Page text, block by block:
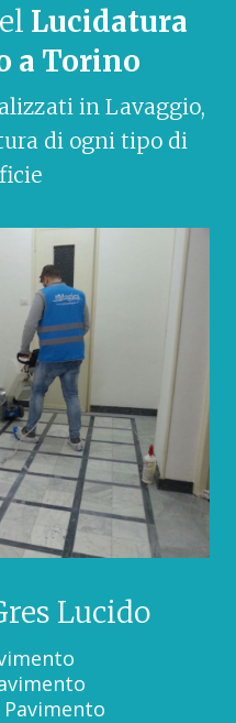
Lucidatura
a Torino
in Lavaggio,
di ogni tipo di
Lucido